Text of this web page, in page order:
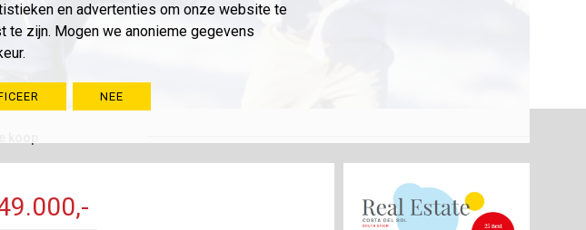
en advertenties om onze website te
te zijn. Mogen we anonieme gegevens
NEE